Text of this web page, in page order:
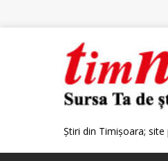
Știri din Timișoara; site